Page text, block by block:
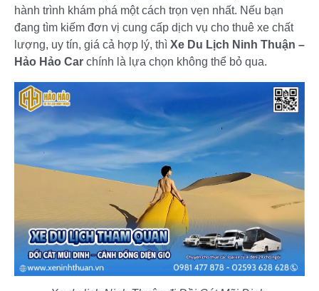
hành trình khám phá một cách trọn vẹn nhất. Nếu bạn
đang tìm kiếm đơn vị cung cấp dịch vụ cho thuê xe chất
lượng, uy tín, giá cả hợp lý, thì Xe Du Lịch Ninh Thuận –
Hảo Hảo Car chính là lựa chọn không thể bỏ qua.